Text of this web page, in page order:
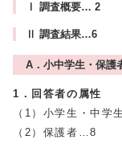
Ⅰ 調査概要… 2
Ⅱ 調査結果…6
A．小中学生・保護
1．回答者の属性
（1）小学生・中学
（2）保護者…8